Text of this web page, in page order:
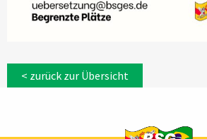
< zurück zur Übersicht